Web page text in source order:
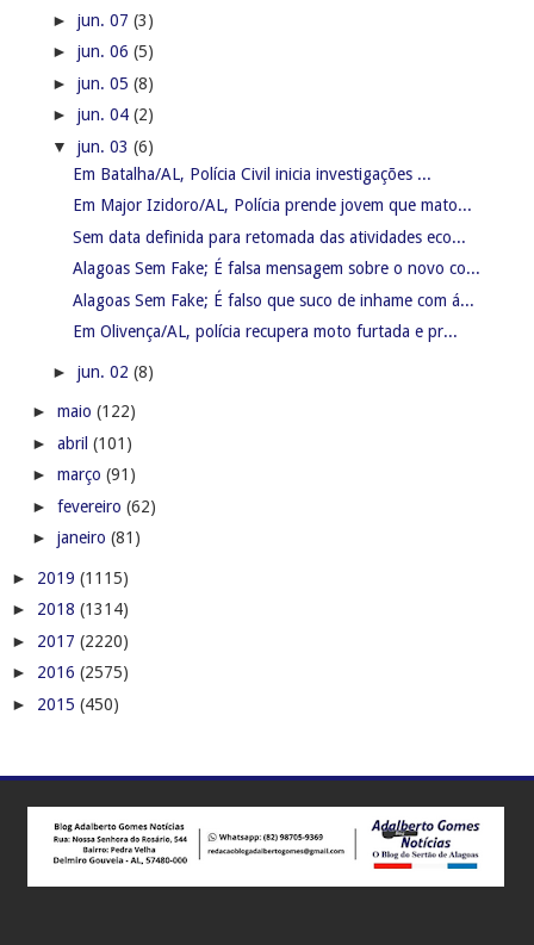
► jun. 07 (3)
► jun. 06 (5)
► jun. 05 (8)
► jun. 04 (2)
▼ jun. 03 (6)
Em Batalha/AL, Polícia Civil inicia investigações ...
Em Major Izidoro/AL, Polícia prende jovem que mato...
Sem data definida para retomada das atividades eco...
Alagoas Sem Fake; É falsa mensagem sobre o novo co...
Alagoas Sem Fake; É falso que suco de inhame com á...
Em Olivença/AL, polícia recupera moto furtada e pr...
► jun. 02 (8)
► maio (122)
► abril (101)
► março (91)
► fevereiro (62)
► janeiro (81)
► 2019 (1115)
► 2018 (1314)
► 2017 (2220)
► 2016 (2575)
► 2015 (450)